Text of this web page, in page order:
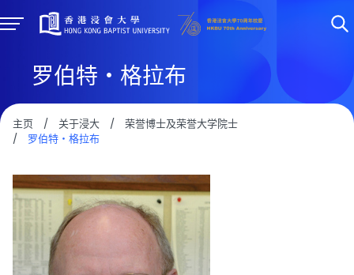
罗伯特・格拉布
主页 / 关于浸大 /
荣誉博士及荣誉大学院士
/
罗伯特・格拉布